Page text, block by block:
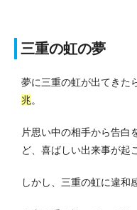
三重の虹の夢
夢に三重の虹が出てきた
兆。
片思い中の相手から告白
ど、喜ばしい出来事が起
しかし、三重の虹に違和